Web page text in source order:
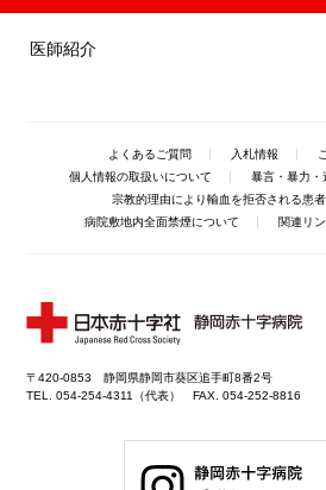
医師紹介
よくあるご質問 入札情報
個人情報の取扱いについて
暴言・暴力・
宗教的理由により輸血を拒否される患
病院敷地内全面禁煙について
関連リ
〒420-0853 静岡県静岡市葵区追手町8番2号
TEL. 054-254-4311（代表） FAX. 054-252-8816